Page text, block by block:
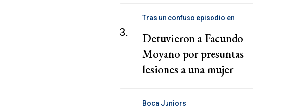
3.
Tras un confuso episodio en
Detuvieron a Facundo
Moyano por presuntas
lesiones a una mujer
Boca Juniors